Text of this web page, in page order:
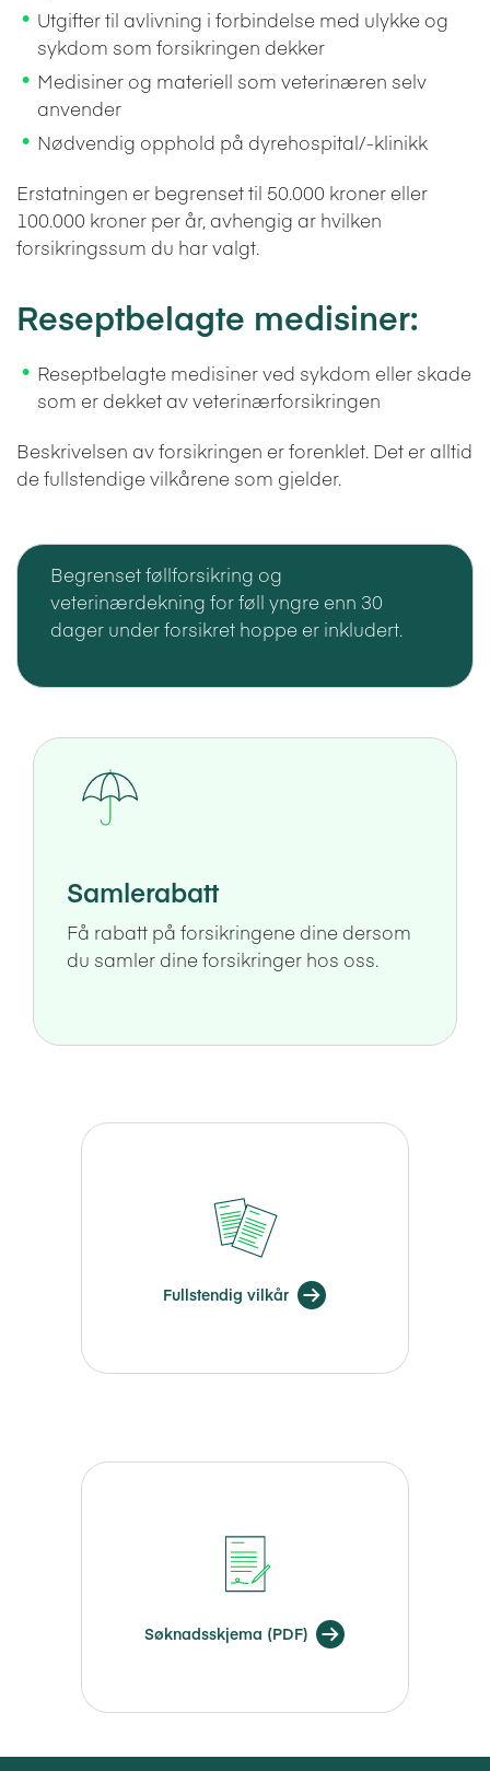
Utgifter til avlivning i forbindelse med ulykke og
sykdom som forsikringen dekker
Medisiner og materiell som veterinæren selv
anvender
Nødvendig opphold på dyrehospital/-klinikk
Erstatningen er begrenset til 50.000 kroner eller
100.000 kroner per år, avhengig ar hvilken
forsikringssum du har valgt.
Reseptbelagte medisiner:
Reseptbelagte medisiner ved sykdom eller skade
som er dekket av veterinærforsikringen
Beskrivelsen av forsikringen er forenklet. Det er alltid
de fullstendige vilkårene som gjelder.
Begrenset føllforsikring og
veterinærdekning for føll yngre enn 30
dager under forsikret hoppe er inkludert.
Samlerabatt
Få rabatt på forsikringene dine dersom
du samler dine forsikringer hos oss.
Fullstendig vilkår
Søknadsskjema (PDF)